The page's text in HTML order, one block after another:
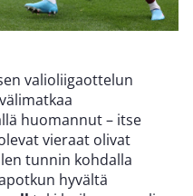
valioliigaottelun
huomannut – itse
vieraat olivat
tunnin kohdalla
hyvältä